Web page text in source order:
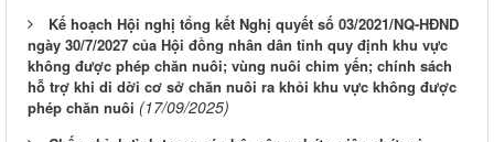
Kế hoạch Hội nghị tổng kết Nghị quyết số 03/2021/NQ-HĐND
ngày 30/7/2027 của Hội đồng nhân dân tỉnh quy định khu vực
không được phép chăn nuôi; vùng nuôi chim yến; chính sách
hỗ trợ khi di dời cơ sở chăn nuôi ra khỏi khu vực không được
phép chăn nuôi (17/09/2025)